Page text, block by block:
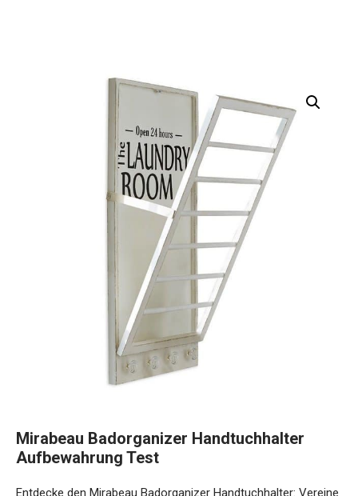
Mirabeau Badorganizer Handtuchhalter
Aufbewahrung Test
Entdecke den Mirabeau Badorganizer Handtuchhalter: Vereine